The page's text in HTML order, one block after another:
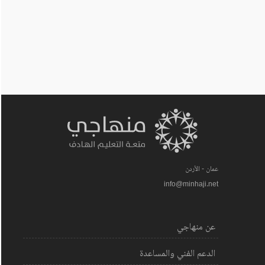
عمان - الأردن
info@minhaji.net
عن منهاجي
الدعم الفني والمساعدة